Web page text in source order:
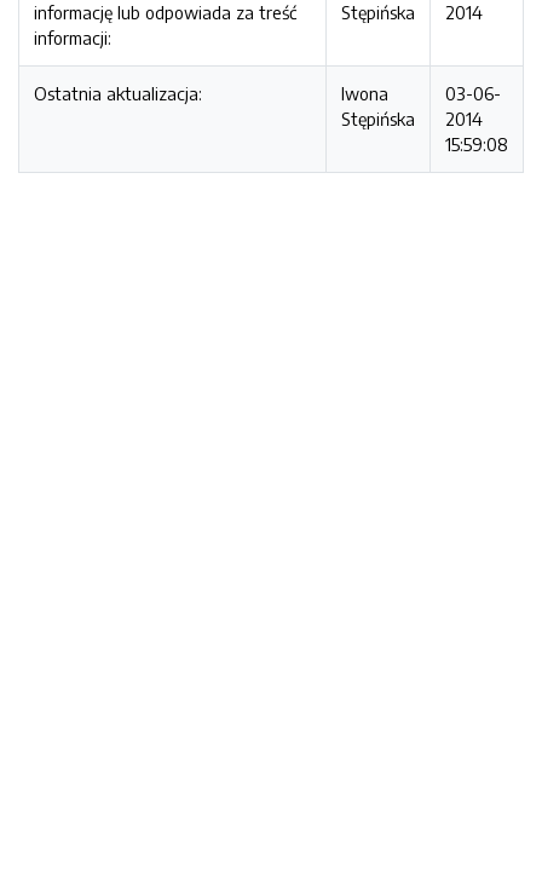
informację lub odpowiada za treść
informacji:
Stępińska
2014
Ostatnia aktualizacja:
Iwona
Stępińska
03-06-
2014
15:59:08